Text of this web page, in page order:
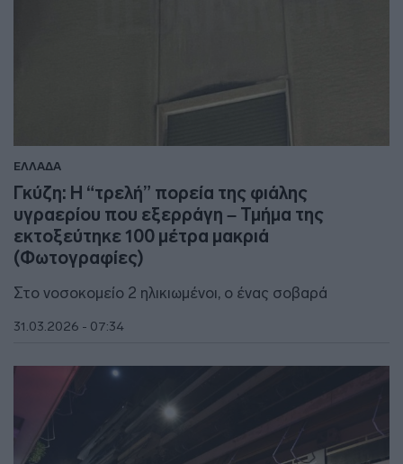
ΕΛΛΑΔΑ
Γκύζη: Η “τρελή” πορεία της φιάλης
υγραερίου που εξερράγη – Τμήμα της
εκτοξεύτηκε 100 μέτρα μακριά
(Φωτογραφίες)
Στο νοσοκομείο 2 ηλικιωμένοι, ο ένας σοβαρά
31.03.2026 - 07:34